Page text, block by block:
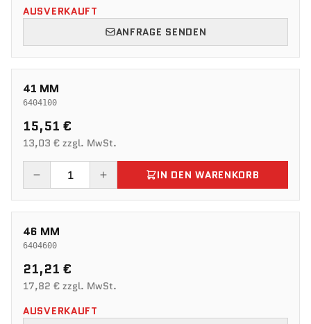
AUSVERKAUFT
ANFRAGE SENDEN
41 MM
6404100
15,51 €
13,03 € zzgl. MwSt.
IN DEN WARENKORB
46 MM
6404600
21,21 €
17,82 € zzgl. MwSt.
AUSVERKAUFT